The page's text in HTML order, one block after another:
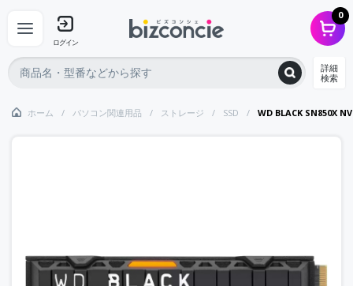
ログイン
0
詳細
検索
ホーム パソコン関連用品 ストレージ SSD WD BLACK SN850X